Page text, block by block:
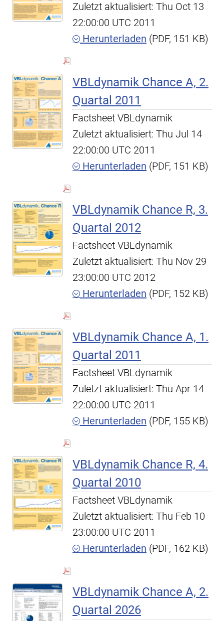
Zuletzt aktualisiert: Thu Oct 13
22:00:00 UTC 2011
Herunterladen (PDF, 151 KB)
VBLdynamik Chance A, 2.
Quartal 2011
Factsheet VBLdynamik
Zuletzt aktualisiert: Thu Jul 14
22:00:00 UTC 2011
Herunterladen (PDF, 151 KB)
VBLdynamik Chance R, 3.
Quartal 2012
Factsheet VBLdynamik
Zuletzt aktualisiert: Thu Nov 29
23:00:00 UTC 2012
Herunterladen (PDF, 152 KB)
VBLdynamik Chance A, 1.
Quartal 2011
Factsheet VBLdynamik
Zuletzt aktualisiert: Thu Apr 14
22:00:00 UTC 2011
Herunterladen (PDF, 155 KB)
VBLdynamik Chance R, 4.
Quartal 2010
Factsheet VBLdynamik
Zuletzt aktualisiert: Thu Feb 10
23:00:00 UTC 2011
Herunterladen (PDF, 162 KB)
VBLdynamik Chance A, 2.
Quartal 2026